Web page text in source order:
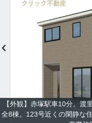
【外観】赤塚駅車10分。
全8棟。123号近くの閑静な